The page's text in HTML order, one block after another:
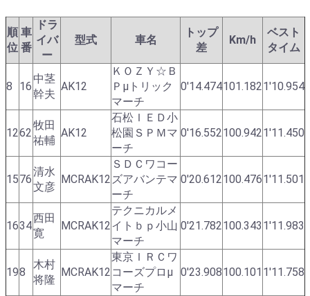
順
位
車
番
ドラ
イバ
ー
型式 車名
トップ
差
Km/h
ベスト
タイム
8 16
中茎
幹夫
AK12
ＫＯＺＹ☆Ｂ
Ｐμトリック
マーチ
0'14.474101.1821'10.954
1262
牧田
祐輔
AK12
石松ＩＥＤ小
松園ＳＰＭマ
ーチ
0'16.552100.9421'11.450
1576
清水
文彦
MCRAK12
ＳＤＣワコー
ズアバンテマ
ーチ
0'20.612100.4761'11.501
1634
西田
寛
MCRAK12
テクニカルメ
イトｂｐ小山
マーチ
0'21.782100.343 1'11.983
198
木村
将隆
MCRAK12
東京ＩＲＣワ
コーズプロμ
マーチ
0'23.908100.101 1'11.758